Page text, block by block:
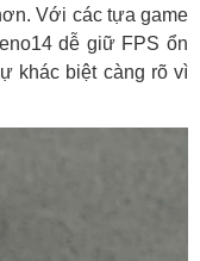
Với các tựa game
dễ giữ FPS ổn
khác biệt càng rõ vì